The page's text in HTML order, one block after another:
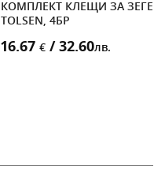
КОМПЛЕКТ КЛЕЩИ ЗА
TOLSEN, 4БР
16.67 € / 32.60лв.